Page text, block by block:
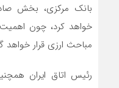
بانک مرکزی، بخش
خواهد کرد، چون
مباحث ارزی قرار خواهد
رئیس اتاق ایران